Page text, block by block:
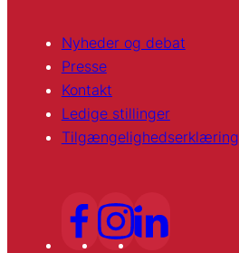
Nyheder og debat
Presse
Kontakt
Ledige stillinger
Tilgængelighedserklæring